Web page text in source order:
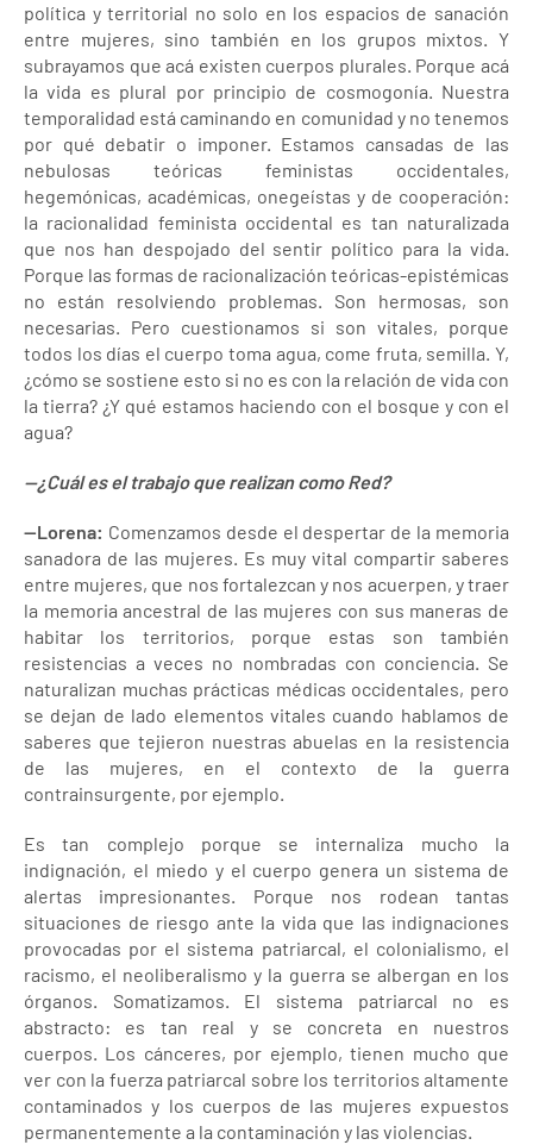
política y territorial no solo en los espacios de sanación
entre mujeres, sino también en los grupos mixtos. Y
subrayamos que acá existen cuerpos plurales. Porque acá
la vida es plural por principio de cosmogonía. Nuestra
temporalidad está caminando en comunidad y no tenemos
por qué debatir o imponer. Estamos cansadas de las
nebulosas teóricas feministas occidentales,
hegemónicas, académicas, onegeístas y de cooperación:
la racionalidad feminista occidental es tan naturalizada
que nos han despojado del sentir político para la vida.
Porque las formas de racionalización teóricas-epistémicas
no están resolviendo problemas. Son hermosas, son
necesarias. Pero cuestionamos si son vitales, porque
todos los días el cuerpo toma agua, come fruta, semilla. Y,
¿cómo se sostiene esto si no es con la relación de vida con
la tierra? ¿Y qué estamos haciendo con el bosque y con el
agua?
—¿Cuál es el trabajo que realizan como Red?
—Lorena: Comenzamos desde el despertar de la memoria
sanadora de las mujeres. Es muy vital compartir saberes
entre mujeres, que nos fortalezcan y nos acuerpen, y traer
la memoria ancestral de las mujeres con sus maneras de
habitar los territorios, porque estas son también
resistencias a veces no nombradas con conciencia. Se
naturalizan muchas prácticas médicas occidentales, pero
se dejan de lado elementos vitales cuando hablamos de
saberes que tejieron nuestras abuelas en la resistencia
de las mujeres, en el contexto de la guerra
contrainsurgente, por ejemplo.
Es tan complejo porque se internaliza mucho la
indignación, el miedo y el cuerpo genera un sistema de
alertas impresionantes. Porque nos rodean tantas
situaciones de riesgo ante la vida que las indignaciones
provocadas por el sistema patriarcal, el colonialismo, el
racismo, el neoliberalismo y la guerra se albergan en los
órganos. Somatizamos. El sistema patriarcal no es
abstracto: es tan real y se concreta en nuestros
cuerpos. Los cánceres, por ejemplo, tienen mucho que
ver con la fuerza patriarcal sobre los territorios altamente
contaminados y los cuerpos de las mujeres expuestos
permanentemente a la contaminación y las violencias.